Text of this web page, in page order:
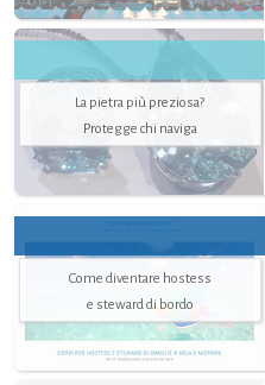
La pietra più preziosa?
Protegge chi naviga
Come diventare hostess
e steward di bordo